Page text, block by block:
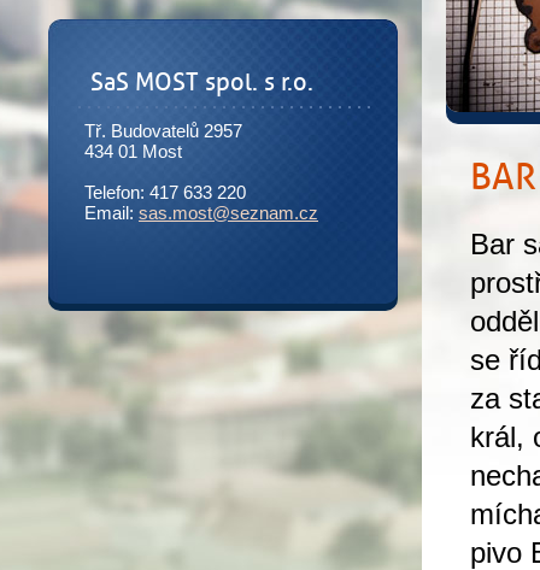
SaS MOST spol. s r.o.
Tř. Budovatelů 2957
434 01 Most
Telefon: 417 633 220
Email: sas.most@seznam.cz
Bar
se
za
král,
pivo